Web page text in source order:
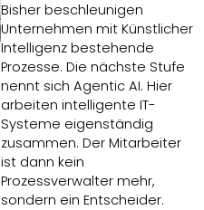
Bisher beschleunigen
Unternehmen mit Künstlicher
Intelligenz bestehende
Prozesse. Die nächste Stufe
nennt sich Agentic AI. Hier
arbeiten intelligente IT-
Systeme eigenständig
zusammen. Der Mitarbeiter
ist dann kein
Prozessverwalter mehr,
sondern ein Entscheider.